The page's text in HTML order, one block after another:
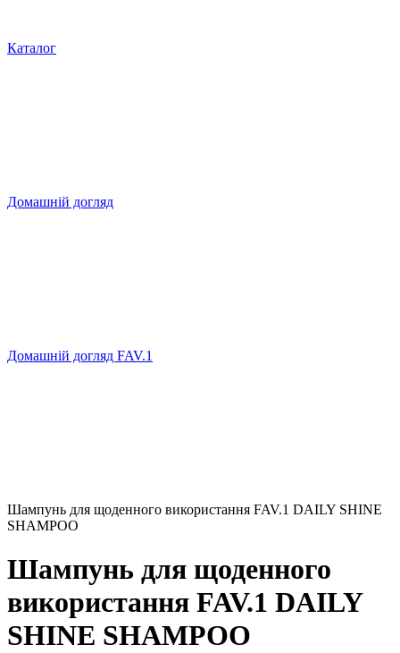
Каталог
Домашній догляд
Домашній догляд FAV.1
Шампунь для щоденного використання FAV.1 DAILY SHINE
SHAMPOO
Шампунь для щоденного
використання FAV.1 DAILY
SHINE SHAMPOO